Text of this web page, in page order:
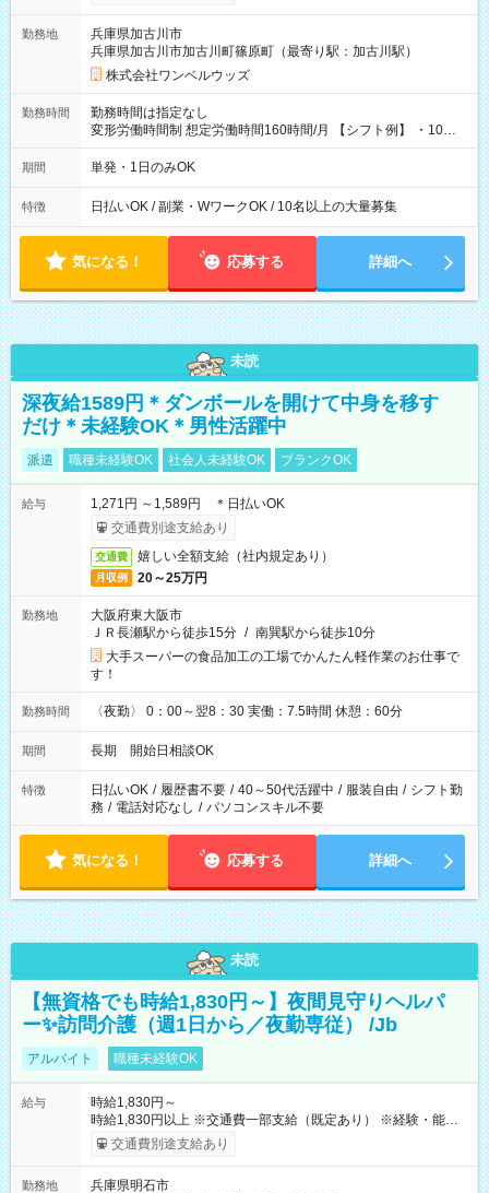
勤務地
兵庫県加古川市
兵庫県加古川市加古川町篠原町（最寄り駅：加古川駅）
株式会社ワンベルウッズ
勤務時間
勤務時間は指定なし
変形労働時間制 想定労働時間160時間/月 【シフト例】 ・10：
00～20：00
期間 単発・1日のみOK
特徴 日払いOK / 副業・WワークOK / 10名以上の大量募集
気になる！ 応募する 詳細へ
未読
深夜給1589円＊ダンボールを開けて中身を移す
だけ＊未経験OK＊男性活躍中
派遣 職種未経験OK 社会人未経験OK ブランクOK
給与
1,271円 ～1,589円 ＊日払いOK
交通費別途支給あり
交通費 嬉しい全額支給（社内規定あり）
月収例 20～25万円
勤務地
大阪府東大阪市
ＪＲ長瀬駅から徒歩15分 / 南巽駅から徒歩10分
大手スーパーの食品加工の工場でかんたん軽作業のお仕事で
す！
勤務時間 〈夜勤〉 0：00～翌8：30 実働：7.5時間 休憩：60分
期間 長期 開始日相談OK
特徴 日払いOK / 履歴書不要 / 40～50代活躍中 / 服装自由 / シフト勤
務 / 電話対応なし / パソコンスキル不要
気になる！ 応募する 詳細へ
未読
【無資格でも時給1,830円～】夜間見守りヘルパ
ー✨訪問介護（週1日から／夜勤専従） /Jb
アルバイト 職種未経験OK
給与
時給1,830円～
時給1,830円以上 ※交通費一部支給（既定あり） ※経験・能力を
考慮して決定します 【収入例】 週1回勤務の場合：1,830円×8時
間×4回=5万8,560円 週3回勤務の場合：1,830円×8時間×12回
月 ※ 雇用形態と給与に、本採用時と異なる部分があります。 雇
交通費別途支給あり
勤務地
兵庫県明石市